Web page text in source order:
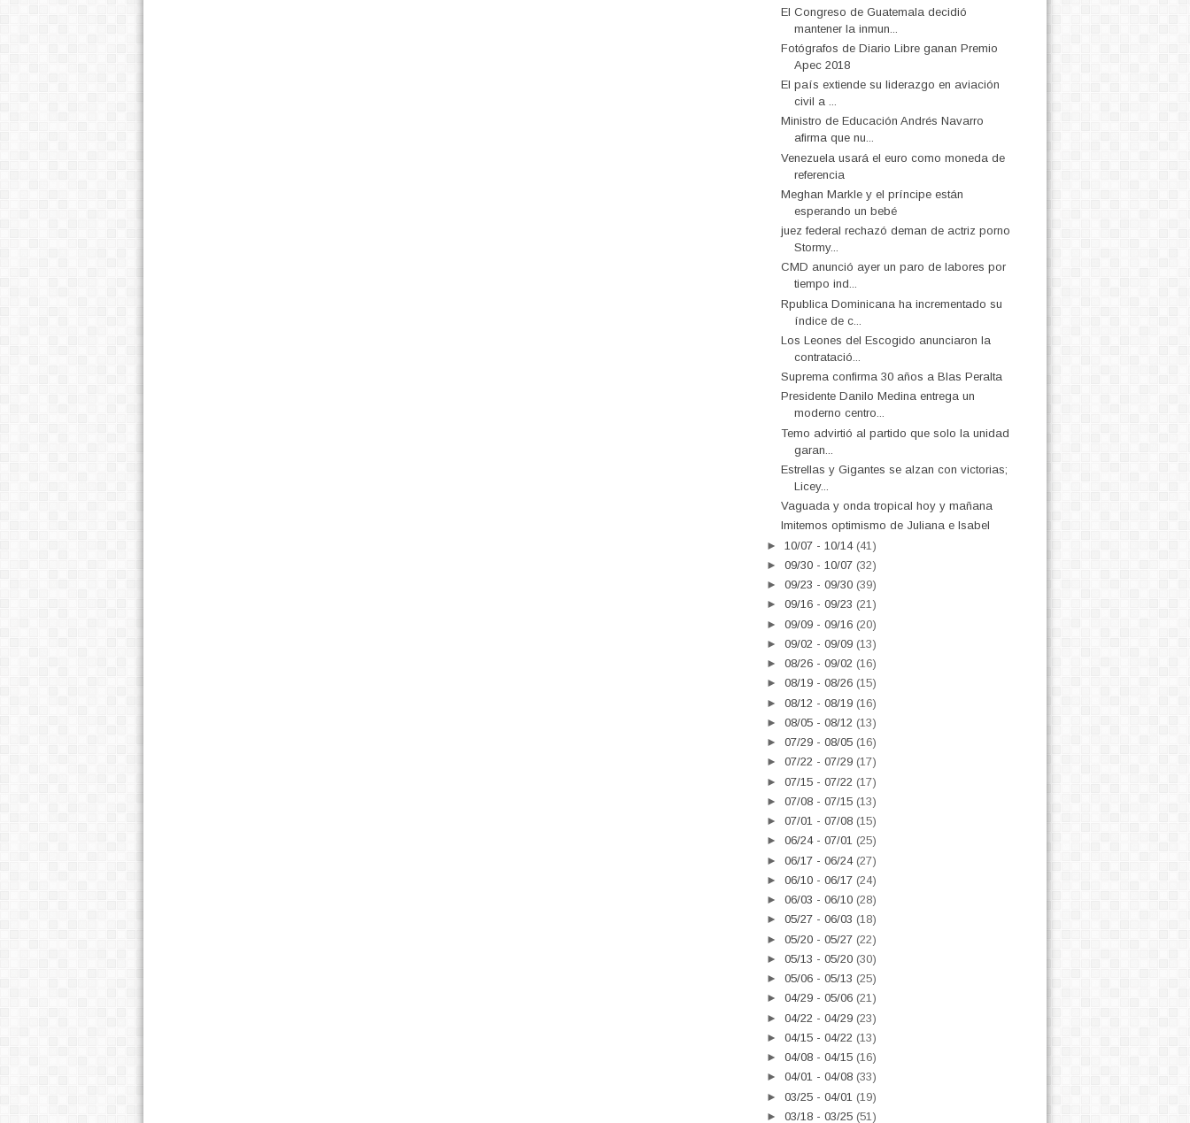
El Congreso de Guatemala decidió
mantener la inmun...
Fotógrafos de Diario Libre ganan Premio
Apec 2018
El país extiende su liderazgo en aviación
civil a ...
Ministro de Educación Andrés Navarro
afirma que nu...
Venezuela usará el euro como moneda de
referencia
Meghan Markle y el príncipe están
esperando un bebé
juez federal rechazó deman de actriz porno
Stormy...
CMD anunció ayer un paro de labores por
tiempo ind...
Rpublica Dominicana ha incrementado su
índice de c...
Los Leones del Escogido anunciaron la
contratació...
Suprema confirma 30 años a Blas Peralta
Presidente Danilo Medina entrega un
moderno centro...
Temo advirtió al partido que solo la unidad
garan...
Estrellas y Gigantes se alzan con victorias;
Licey...
Vaguada y onda tropical hoy y mañana
Imitemos optimismo de Juliana e Isabel
► 10/07 - 10/14 (41)
►09/30 - 10/07 (32)
►09/23 - 09/30 (39)
►09/16 - 09/23 (21)
►09/09 - 09/16 (20)
►09/02 - 09/09 (13)
►08/26 - 09/02 (16)
►08/19 - 08/26 (15)
►08/12 - 08/19 (16)
►08/05 - 08/12 (13)
►07/29 - 08/05 (16)
►07/22 - 07/29 (17)
►07/15 - 07/22 (17)
►07/08 - 07/15 (13)
►07/01 - 07/08 (15)
►06/24 - 07/01 (25)
►06/17 - 06/24 (27)
►06/10 - 06/17 (24)
►06/03 - 06/10 (28)
►05/27 - 06/03 (18)
►05/20 - 05/27 (22)
►05/13 - 05/20 (30)
►05/06 - 05/13 (25)
►04/29 - 05/06 (21)
►04/22 - 04/29 (23)
►04/15 - 04/22 (13)
►04/08 - 04/15 (16)
►04/01 - 04/08 (33)
►03/25 - 04/01 (19)
►03/18 - 03/25 (51)